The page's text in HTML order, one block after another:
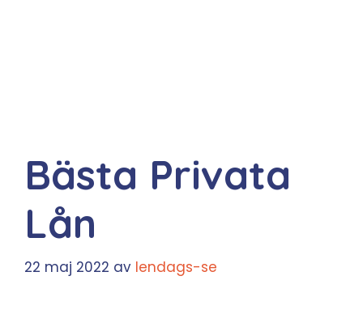
Bästa Privata
Lån
22 maj 2022 av lendags-se